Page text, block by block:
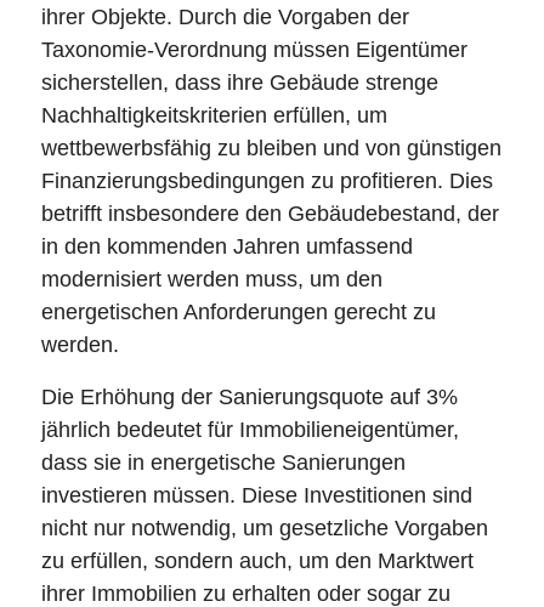
ihrer Objekte. Durch die Vorgaben der
Taxonomie-Verordnung müssen Eigentümer
sicherstellen, dass ihre Gebäude strenge
Nachhaltigkeitskriterien erfüllen, um
wettbewerbsfähig zu bleiben und von günstigen
Finanzierungsbedingungen zu profitieren. Dies
betrifft insbesondere den Gebäudebestand, der
in den kommenden Jahren umfassend
modernisiert werden muss, um den
energetischen Anforderungen gerecht zu
werden.
Die Erhöhung der Sanierungsquote auf 3%
jährlich bedeutet für Immobilieneigentümer,
dass sie in energetische Sanierungen
investieren müssen. Diese Investitionen sind
nicht nur notwendig, um gesetzliche Vorgaben
zu erfüllen, sondern auch, um den Marktwert
ihrer Immobilien zu erhalten oder sogar zu